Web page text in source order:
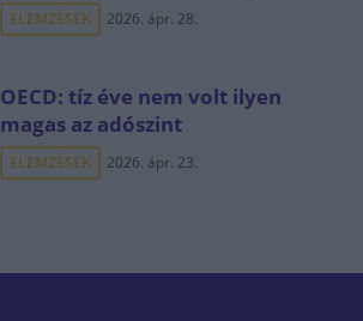
ELEMZÉSEK 2026. ápr. 28.
OECD: tíz éve nem volt ilyen
magas az adószint
ELEMZÉSEK 2026. ápr. 23.